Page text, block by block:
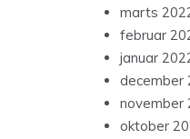
marts
februar
januar
december
november
oktober